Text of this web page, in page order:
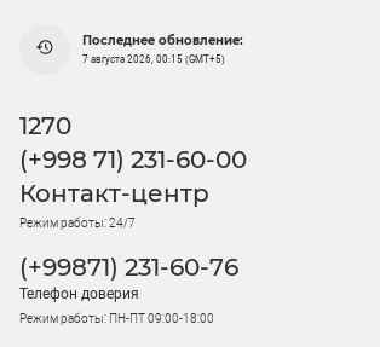
Последнее обновление:
7 августа 2026, 00:15 (GMT+5)
1270
(+998 71) 231-60-00
Контакт-центр
Режим работы: 24/7
(+99871) 231-60-76
Телефон доверия
Режим работы: ПН-ПТ 09:00-18:00